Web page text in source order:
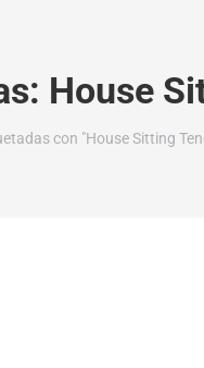
House
con "House Sitting